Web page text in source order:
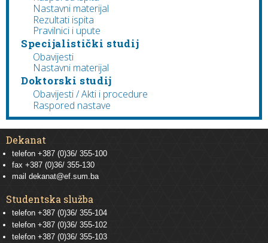
Nastavni materijal
Rezultati ispita
Pravilnici i upute
Specijalistički studij
Obavijesti
Nastavni materijal
Doktorski studij
Obavijesti / Akti i procedure
Raspored nastave
Dekanat
telefon +387 (0)36/ 355-100
fax +387 (0)36/ 355-130
mail dekanat@ef.sum.ba
Studentska služba
telefon +387 (0)36/ 355-104
telefon +387 (0)36/ 355-102
telefon +387 (0)36/ 355-103